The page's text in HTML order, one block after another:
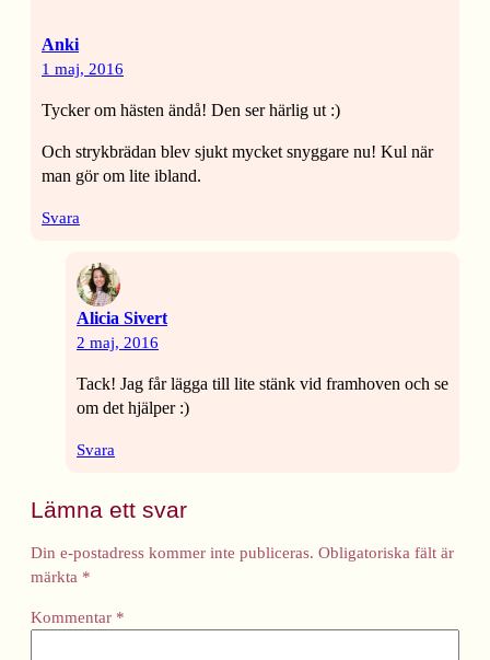
Anki
1 maj, 2016
Tycker om hästen ändå! Den ser härlig ut :)
Och strykbrädan blev sjukt mycket snyggare nu! Kul när
man gör om lite ibland.
Svara
Alicia Sivert
2 maj, 2016
Tack! Jag får lägga till lite stänk vid framhoven och se
om det hjälper :)
Svara
Lämna ett svar
Din e-postadress kommer inte publiceras. Obligatoriska fält är
märkta *
Kommentar *